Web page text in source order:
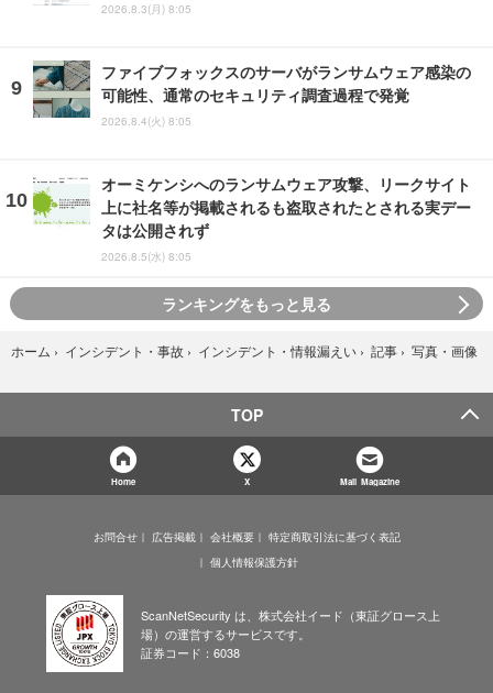
2026.8.3(月) 8:05
ファイブフォックスのサーバがランサムウェア感染の
可能性、通常のセキュリティ調査過程で発覚
2026.8.4(火) 8:05
オーミケンシへのランサムウェア攻撃、リークサイト
上に社名等が掲載されるも盗取されたとされる実デー
タは公開されず
2026.8.5(水) 8:05
ランキングをもっと見る
ホーム › インシデント・事故 › インシデント・情報漏えい › 記事 › 写真・画像
TOP
Home X Mail Magazine
お問合せ 広告掲載 会社概要
特定商取引法に基づく表記
個人情報保護方針
ScanNetSecurity は、株式会社イード（東証グロース上
場）の運営するサービスです。
証券コード：6038